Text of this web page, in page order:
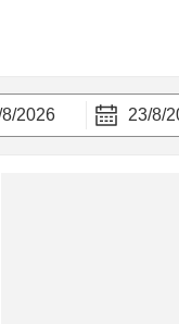
2026 23/8/